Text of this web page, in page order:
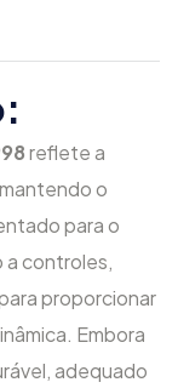
reflete a
o
para o
a controles,
proporcionar
Embora
adequado